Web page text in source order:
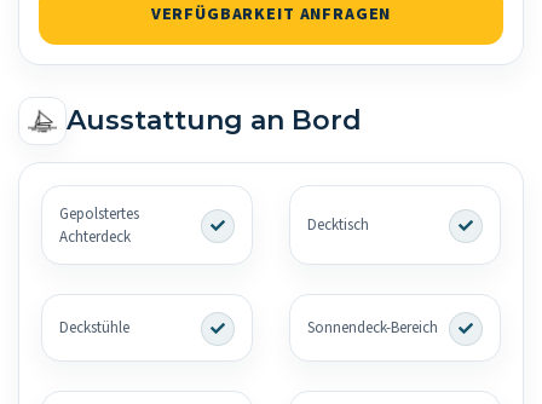
VERFÜGBARKEIT ANFRAGEN
Ausstattung an Bord
Gepolstertes
Achterdeck
Decktisch
Deckstühle Sonnendeck-Bereich